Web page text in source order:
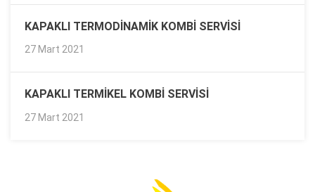
KAPAKLI TERMODINAMIK KOMBI SERVISI
27 Mart 2021
KAPAKLI TERMIKEL KOMBI SERVISI
27 Mart 2021